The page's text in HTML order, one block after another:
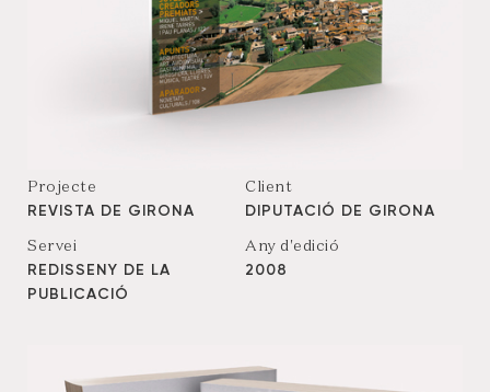
Projecte
REVISTA DE GIRONA
Client
DIPUTACIÓ DE GIRONA
Servei
REDISSENY DE LA
PUBLICACIÓ
Any d'edició
2008